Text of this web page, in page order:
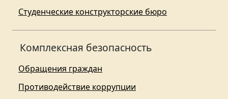
Студенческие конструкторские бюро
Комплексная безопасность
Обращения граждан
Противодействие коррупции